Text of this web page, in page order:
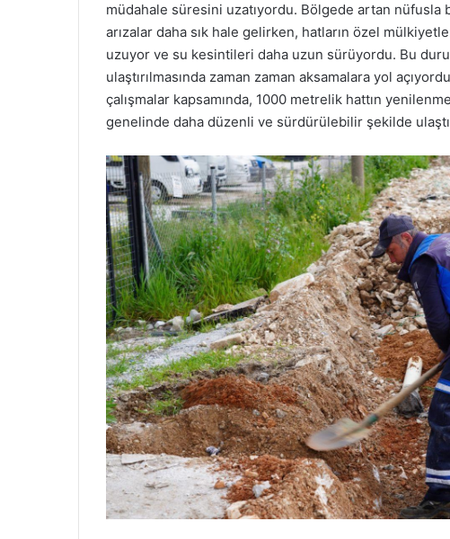
müdahale süresini uzatıyordu. Bölgede artan
arızalar daha sık hale gelirken, hatların özel
uzuyor ve su kesintileri daha uzun sürüyordu. Bu
ulaştırılmasında zaman zaman aksamalara yol
çalışmalar kapsamında, 1000 metrelik hattın
genelinde daha düzenli ve sürdürülebilir şekilde